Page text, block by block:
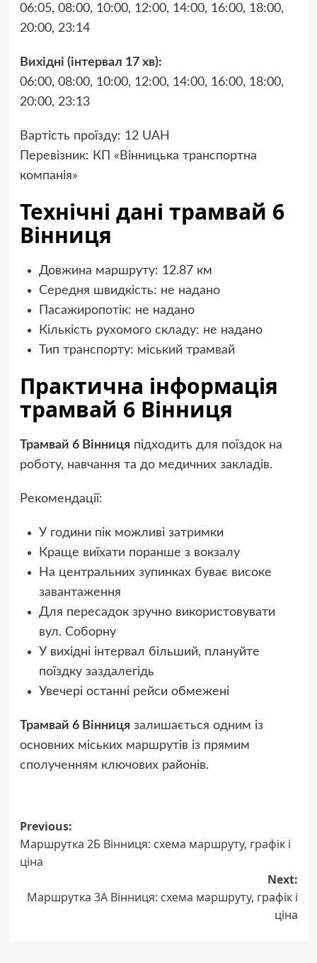
06:05, 08:00, 10:00, 12:00, 14:00, 16:00, 18:00,
20:00, 23:14
Вихідні (інтервал 17 хв):
06:00, 08:00, 10:00, 12:00, 14:00, 16:00, 18:00,
20:00, 23:13
Вартість проїзду: 12 UAH
Перевізник: КП «Вінницька транспортна
компанія»
Технічні дані трамвай 6
Вінниця
Довжина маршруту: 12.87 км
Середня швидкість: не надано
Пасажиропотік: не надано
Кількість рухомого складу: не надано
Тип транспорту: міський трамвай
Практична інформація
трамвай 6 Вінниця
Трамвай 6 Вінниця підходить для поїздок на
роботу, навчання та до медичних закладів.
Рекомендації:
У години пік можливі затримки
Краще виїхати поранше з вокзалу
На центральних зупинках буває високе
завантаження
Для пересадок зручно використовувати
вул. Соборну
У вихідні інтервал більший, плануйте
поїздку заздалегідь
Увечері останні рейси обмежені
Трамвай 6 Вінниця залишається одним із
основних міських маршрутів із прямим
сполученням ключових районів.
Post
navigation
Previous:
Маршрутка 2Б Вінниця: схема маршруту, графік і
ціна
Next:
Маршрутка 3А Вінниця: схема маршруту, графік і
ціна